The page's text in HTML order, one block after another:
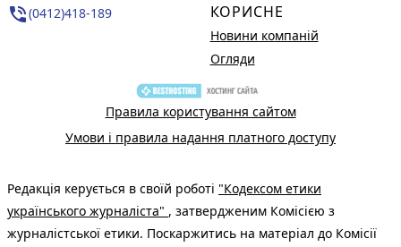
phone_in_talk(0412)418-189 КОРИСНЕ
Новини компаній
Огляди
Правила користування сайтом
Умови і правила надання платного доступу
Редакція керується в своїй роботі "Кодексом етики
українського журналіста" , затвердженим Комісією з
журналістської етики. Поскаржитись на матеріал до Комісії